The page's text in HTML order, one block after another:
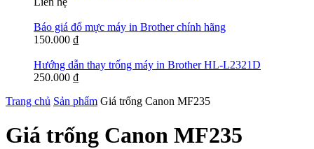
Báo giá đổ mực máy in Brother chính hãng
150.000 ₫
Hướng dẫn thay trống máy in Brother HL-L2321D
250.000 ₫
Trang chủ Sản phẩm Giá trống Canon MF235
Giá trống Canon MF235